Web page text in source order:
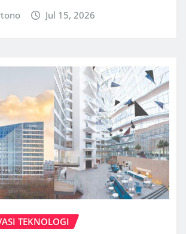
Jul 15, 2026
TEKNOLOGI